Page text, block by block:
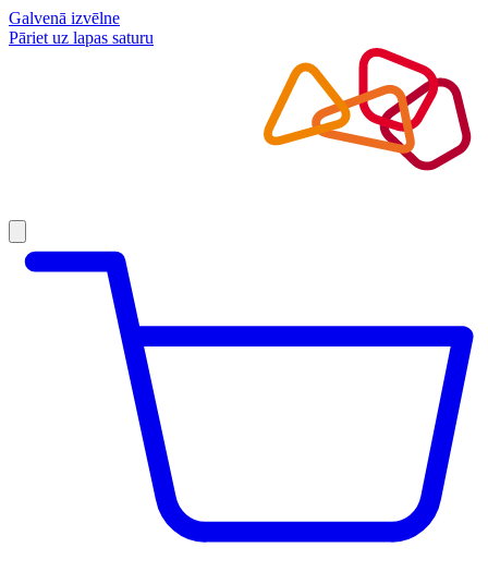
Galvenā izvēlne
Pāriet uz lapas saturu